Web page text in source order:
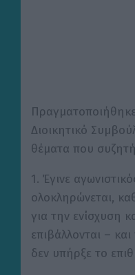
Διοικητικό
θέματα που
1. Έγινε
ολοκληρώνεται,
για την ενίσχυση
επιβάλλονται –
δεν υπήρξε το